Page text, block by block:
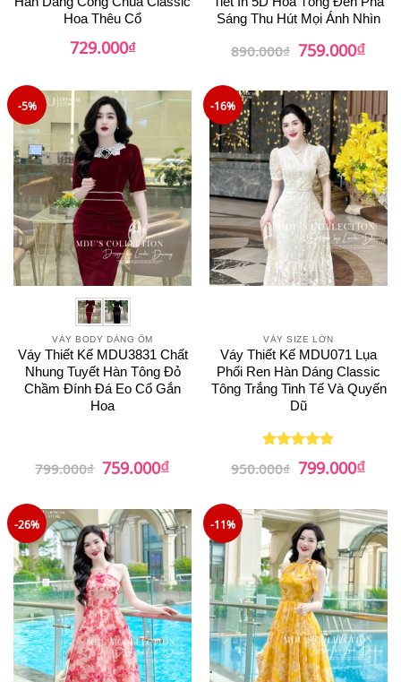
Hoa Thêu Cổ
729.000₫
Sáng Thu Hút Mọi Ánh Nhìn
890.000₫ Giá
gốc
759.000₫Giá
hiện
-5%
VÁY BODY DÁNG ÔM
Váy Thiết Kế MDU3831 Chất
Nhung Tuyết Hàn Tông Đỏ
Chầm Đính Đá Eo Cổ Gắn
Hoa
799.000₫ Giá
gốc
759.000₫Giá
hiện
759.000₫.
-16%
VÁY SIZE LỚN
Váy Thiết Kế MDU071 Lụa
Phối Ren Hàn Dáng Classic
Tông Trắng Tinh Tế Và Quyến
Dũ
Được xếp
hạng
55
950.000₫ Giá
gốc
799.000₫Giá
hiện
-26% -11%